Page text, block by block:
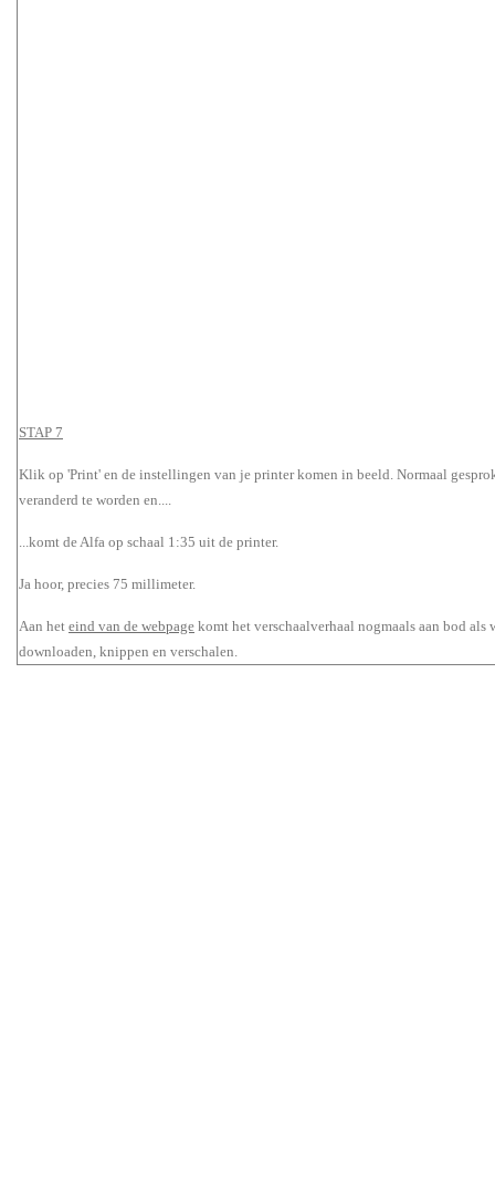
STAP 7
Klik op 'Print' en de instellingen van je printer komen in beeld. Normaal
veranderd te worden en....
...komt de Alfa op schaal 1:35 uit de printer.
Ja hoor, precies 75 millimeter.
Aan het eind van de webpage komt het verschaalverhaal nogmaals aan bod als
downloaden, knippen en verschalen.